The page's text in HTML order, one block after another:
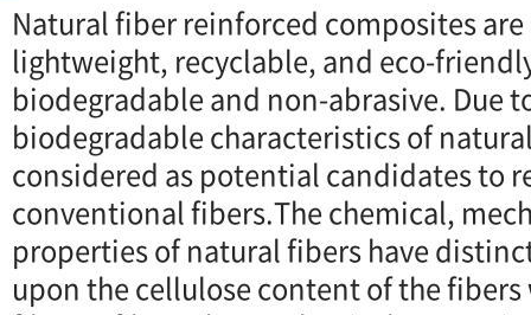
Natural fiber reinforced composites
lightweight, recyclable, and eco-
biodegradable and non-abrasive. Due
biodegradable characteristics of
considered as potential candidates to
conventional fibers.The chemical,
properties of natural fibers have
upon the cellulose content of the